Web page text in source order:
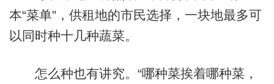
本“菜单”，供租地的市民选择，一块地最多可
以同时种十几种蔬菜。
怎么种也有讲究。“哪种菜挨着哪种菜，